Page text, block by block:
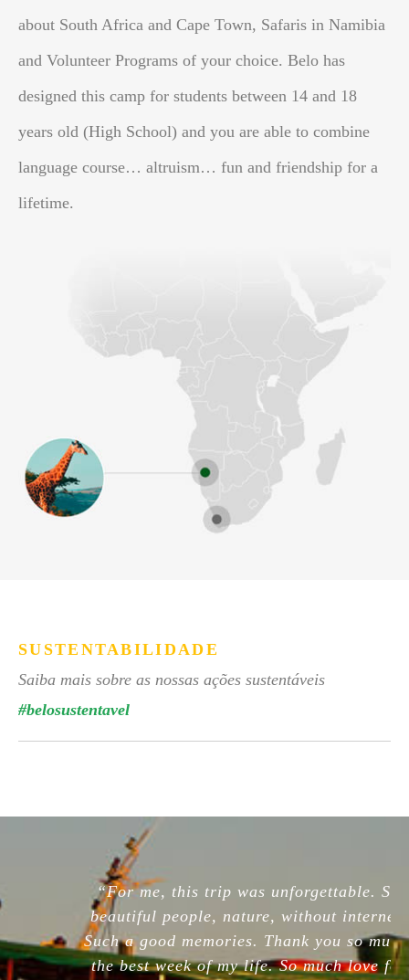
about South Africa and Cape Town, Safaris in Namibia
and Volunteer Programs of your choice. Belo has
designed this camp for students between 14 and 18
years old (High School) and you are able to combine
language course… altruism… fun and friendship for a
lifetime.
SUSTENTABILIDADE
Saiba mais sobre as nossas ações sustentáveis
#belosustentavel
“For me, this trip was unforgettable. So
beautiful people, nature, without internet.
Such a good memories. Thank you so much,
the best week of my life. So much love for